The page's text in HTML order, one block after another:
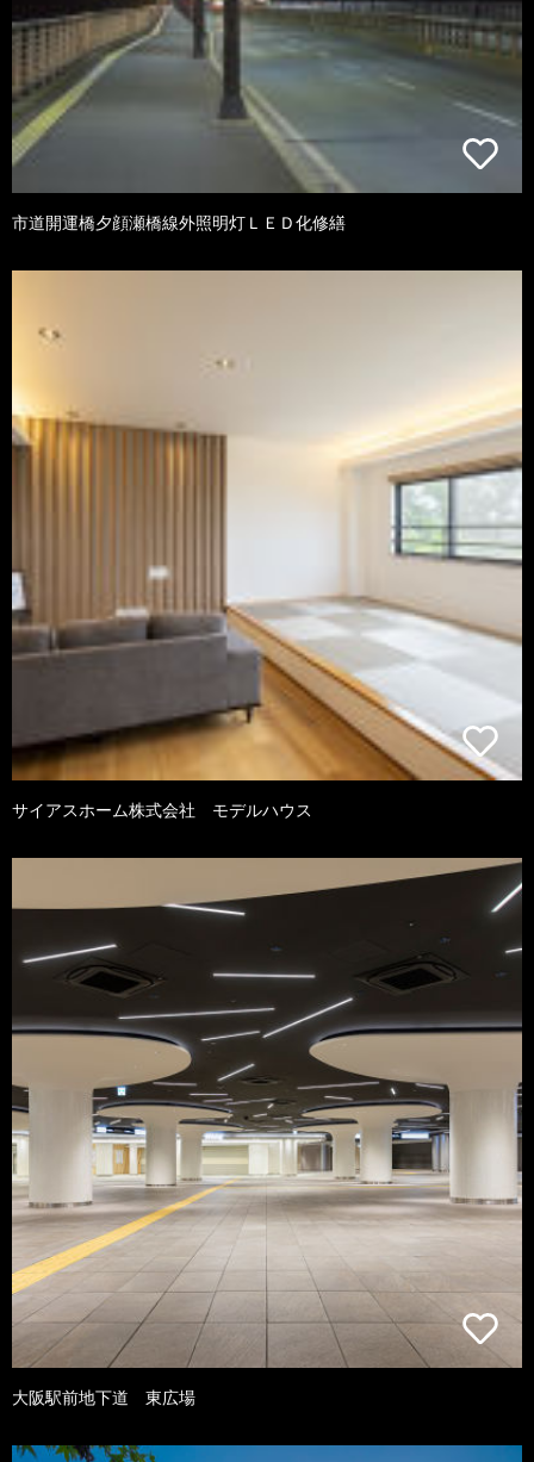
市道開運橋夕顔瀬橋線外照明灯ＬＥＤ化修繕
サイアスホーム株式会社 モデルハウス
大阪駅前地下道 東広場